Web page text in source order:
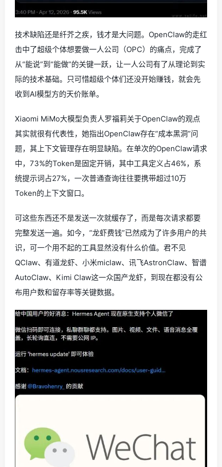
技术缺陷还是纤芥之疾，钱才是大问题。OpenClaw的走红
击中了超级个体想要做一人公司（OPC）的痛点，完成了
从“能说”到“能做”的关键一跃，让一人公司有了从理论到实
际的技术基础。只可惜超级个体们还没开始赚钱，就会先
收到AI模型方的天价账单。
Xiaomi MiMo大模型负责人罗福莉关于OpenClaw的观点
其实就很有代表性，她指出OpenClaw存在“成本黑洞”问
题，其上下文管理存在明显缺陷。在单次的OpenClaw请求
中，73%的Token是固定开销，其中工具定义占46%，系
统提示词占27%，一次普通查询往往要携带超过10万
Token的上下文窗口。
可这些东西还不是发送一次就缓存了，而是每次请求都要
完整发送一遍。如今，“龙虾费钱”已然成为了许多用户的共
识，可一个用不起的工具显然没有什么价值。君不见
QClaw、有道龙虾、小米miclaw、讯飞AstronClaw、智谱
AutoClaw、Kimi Claw这一众国产龙虾，到现在都没有公
布用户数和留存率等关键数据。